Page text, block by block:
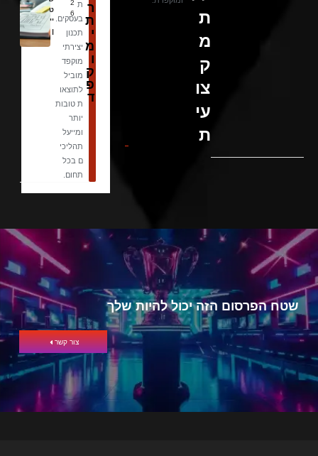
ת
מ
ק
צו
עי
ת
ר
ת
י
מ
ו
ק
פ
ד
2
6
ת
בעסקים.
תכנון
יצירתי
מוקפד
מוביל
לתוצאו
ת טובות
יותר
ומייעל
תהליכי
ם בכל
תחום.
ט
יי
ן
שטח הפרסום הזה יכול להיות שלך
צור קשר